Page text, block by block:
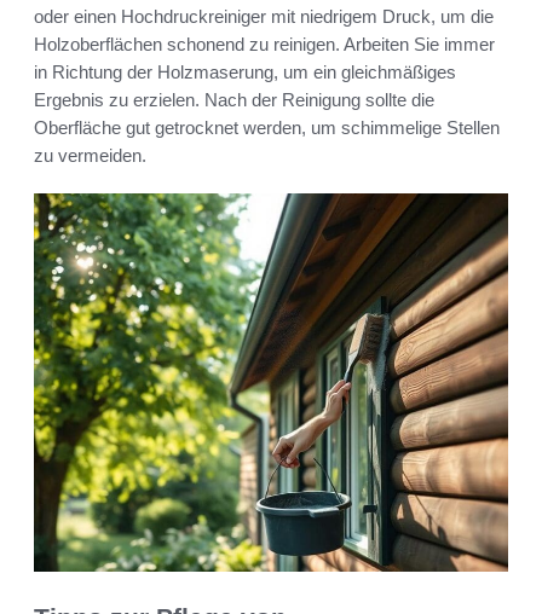
oder einen Hochdruckreiniger mit niedrigem Druck, um die
Holzoberflächen schonend zu reinigen. Arbeiten Sie immer
in Richtung der Holzmaserung, um ein gleichmäßiges
Ergebnis zu erzielen. Nach der Reinigung sollte die
Oberfläche gut getrocknet werden, um schimmelige Stellen
zu vermeiden.